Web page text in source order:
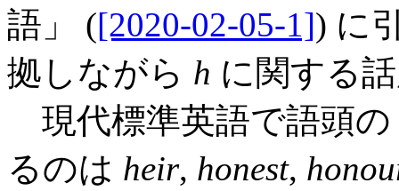
語」 ([2020-02-05-1]) に
拠しながら h に関する
現代標準英語で語頭の
るのは heir, honest,